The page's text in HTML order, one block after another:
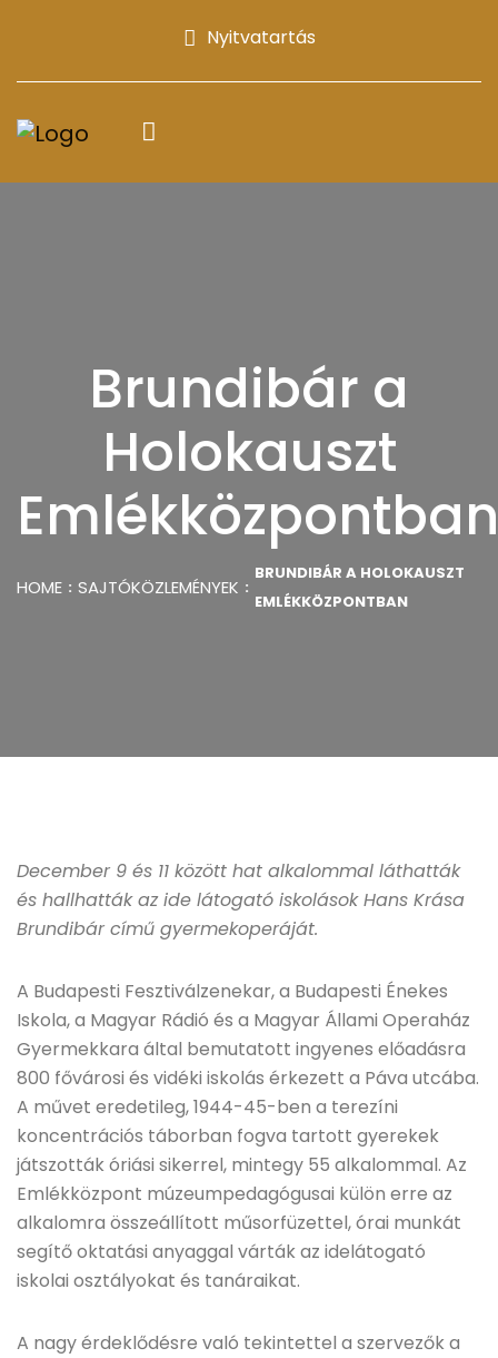
Nyitvatartás
Brundibár a
Holokauszt
Emlékközpontban
HOME SAJTÓKÖZLEMÉNYEK
BRUNDIBÁR A HOLOKAUSZT
EMLÉKKÖZPONTBAN
December 9 és 11 között hat alkalommal láthatták
és hallhatták az ide látogató iskolások Hans Krása
Brundibár című gyermekoperáját.
A Budapesti Fesztiválzenekar, a Budapesti Énekes
Iskola, a Magyar Rádió és a Magyar Állami Operaház
Gyermekkara által bemutatott ingyenes előadásra
800 fővárosi és vidéki iskolás érkezett a Páva utcába.
A művet eredetileg, 1944-45-ben a terezíni
koncentrációs táborban fogva tartott gyerekek
játszották óriási sikerrel, mintegy 55 alkalommal. Az
Emlékközpont múzeumpedagógusai külön erre az
alkalomra összeállított műsorfüzettel, órai munkát
segítő oktatási anyaggal várták az idelátogató
iskolai osztályokat és tanáraikat.
A nagy érdeklődésre való tekintettel a szervezők a